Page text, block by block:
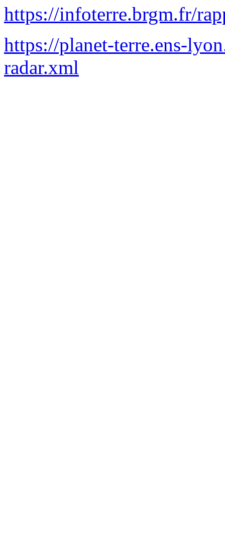
https://infoterre.brgm.fr/
https://planet-terre.ens-
radar.xml